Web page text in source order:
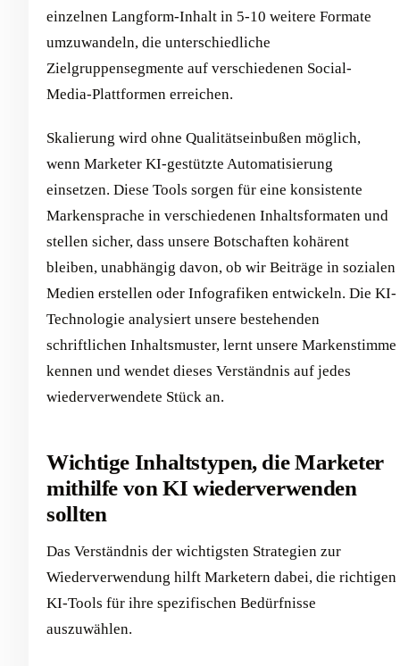
einzelnen Langform-Inhalt in 5-10 weitere Formate
umzuwandeln, die unterschiedliche
Zielgruppensegmente auf verschiedenen Social-
Media-Plattformen erreichen.
Skalierung wird ohne Qualitätseinbußen möglich,
wenn Marketer KI-gestützte Automatisierung
einsetzen. Diese Tools sorgen für eine konsistente
Markensprache in verschiedenen Inhaltsformaten und
stellen sicher, dass unsere Botschaften kohärent
bleiben, unabhängig davon, ob wir Beiträge in sozialen
Medien erstellen oder Infografiken entwickeln. Die KI-
Technologie analysiert unsere bestehenden
schriftlichen Inhaltsmuster, lernt unsere Markenstimme
kennen und wendet dieses Verständnis auf jedes
wiederverwendete Stück an.
Wichtige Inhaltstypen, die Marketer
mithilfe von KI wiederverwenden
sollten
Das Verständnis der wichtigsten Strategien zur
Wiederverwendung hilft Marketern dabei, die richtigen
KI-Tools für ihre spezifischen Bedürfnisse
auszuwählen.